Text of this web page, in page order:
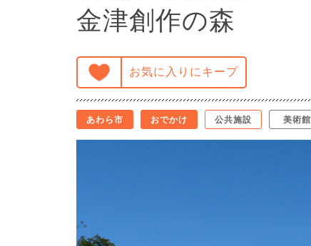
金津創作の森
お気に入りにキープ
あわら市 おでかけ 公共施設 美術館